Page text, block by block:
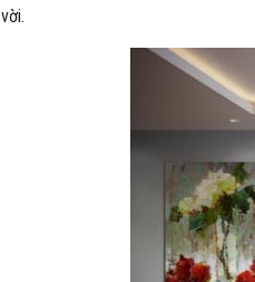
vời.